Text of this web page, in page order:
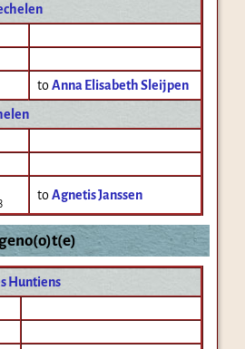
toAnna Elisabeth Sleijpen
toAgnetis Janssen
Huntiens